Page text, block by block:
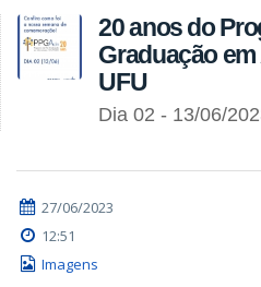
20 anos do
Graduação
UFU
Dia 02 - 13/06/
27/06/2023
12:51
Imagens